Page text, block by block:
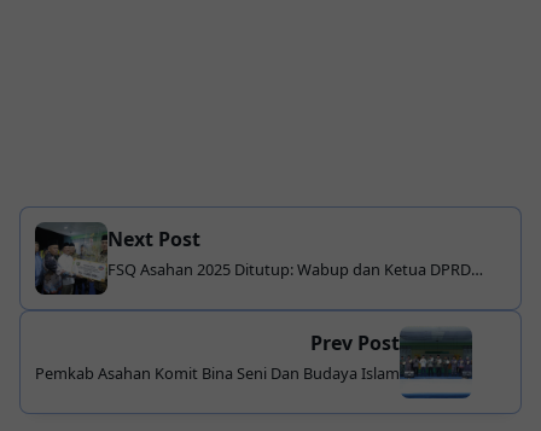
Next Post
FSQ Asahan 2025 Ditutup: Wabup dan Ketua DPRD
Prev Post
Pemkab Asahan Komit Bina Seni Dan Budaya Islam